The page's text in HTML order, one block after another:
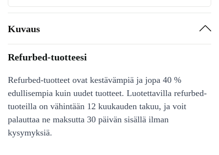
Kuvaus
Refurbed-tuotteesi
Refurbed-tuotteet ovat kestävämpiä ja jopa 40 %
edullisempia kuin uudet tuotteet. Luotettavilla refurbed-
tuoteilla on vähintään 12 kuukauden takuu, ja voit
palauttaa ne maksutta 30 päivän sisällä ilman
kysymyksiä.